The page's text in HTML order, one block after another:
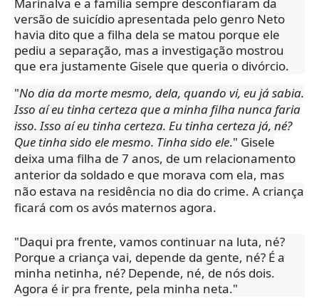
versão de suicídio apresentada pelo genro Neto
havia dito que a filha dela se matou porque ele
pediu a separação, mas a investigação mostrou
que era justamente Gisele que queria o divórcio.
"No dia da morte mesmo, dela, quando vi, eu já sabia.
Isso aí eu tinha certeza que a minha filha nunca faria
isso. Isso aí eu tinha certeza. Eu tinha certeza já, né?
Que tinha sido ele mesmo. Tinha sido ele." Gisele
deixa uma filha de 7 anos, de um relacionamento
anterior da soldado e que morava com ela, mas
não estava na residência no dia do crime. A criança
ficará com os avós maternos agora.
"Daqui pra frente, vamos continuar na luta, né?
Porque a criança vai, depende da gente, né? É a
minha netinha, né? Depende, né, de nós dois.
Agora é ir pra frente, pela minha neta."